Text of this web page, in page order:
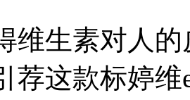
维生素对人
荐这款标婷